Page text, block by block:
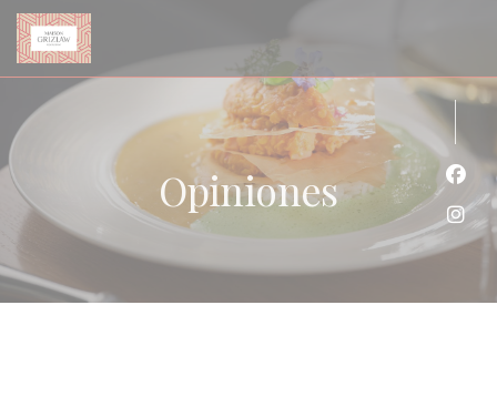
Personalización de sus opciones de cookies
Opiniones